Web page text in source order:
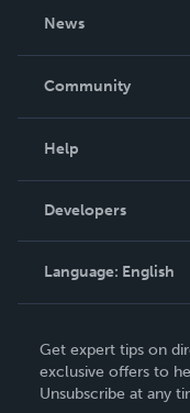
News
In The News
Community
Podcast
Help
Order Lookup
Knowledge Base
Contact Support
Developers
Language: English
Deutsch
Français
Get expert tips on
exclusive offers to
Unsubscribe at any